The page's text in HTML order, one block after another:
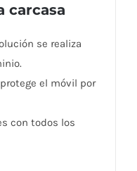
carcasa
se realiza
el móvil por
con todos los